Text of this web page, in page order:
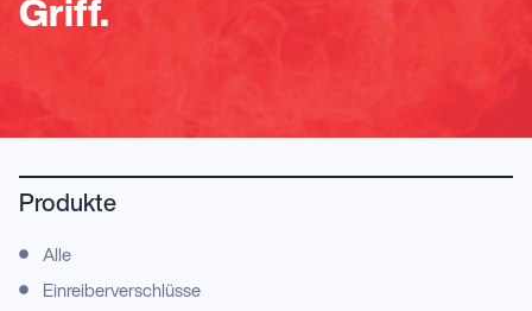
Griff.
Produkte
Alle
Einreiberverschlüsse